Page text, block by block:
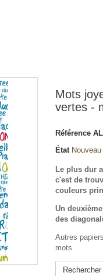
Mots
vertes -
Référence
État Nouveau
Le plus dur
c'est de
couleurs
Un
des
Autres
mots